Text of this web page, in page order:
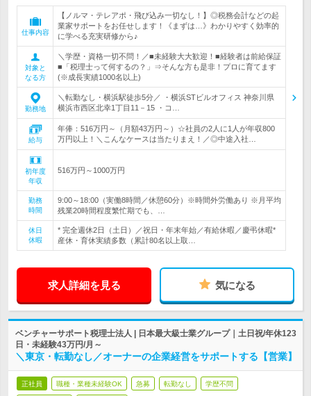
仕事内容
【ノルマ・テレアポ・飛び込み一切なし！】◎税務会計などの起
業家サポートをお任せします！《まずは…》わかりやすく効率的
に学べる充実研修から♪
対象と
なる方
＼学歴・資格一切不問！／■未経験大大歓迎！■経験者は前給保証
■「税理士って何するの？」⇒そんな方も是非！プロに育てます
(※成長実績1000名以上)
勤務地
＼転勤なし・横浜駅徒歩5分／ ・横浜STビルオフィス 神奈川県
横浜市西区北幸1丁目11－15 ・コ…
給与
年俸：516万円～（月額43万円～）☆社員の2人に1人が年収800
万円以上！＼こんなケースは当たりまえ！／◎中途入社…
初年度
年収
516万円～1000万円
勤務
時間
9:00～18:00（実働8時間／休憩60分）※時間外労働あり ※月平均
残業20時間程度繁忙期でも、…
休日
休暇
* 完全週休2日（土日）／祝日・年末年始／有給休暇／慶弔休暇*
産休・育休実績多数（累計80名以上取…
求人詳細を見る 気になる
ベンチャーサポート税理士法人 | 日本最大級士業グループ｜土日祝/年休123
日・未経験43万円/月～
＼東京・転勤なし／オーナーの企業経営をサポートする【営業】
正社員 職種・業種未経験OK 急募 転勤なし 学歴不問